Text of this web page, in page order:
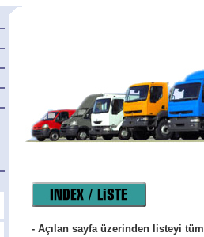
- Açılan sayfa üzerinden listeyi